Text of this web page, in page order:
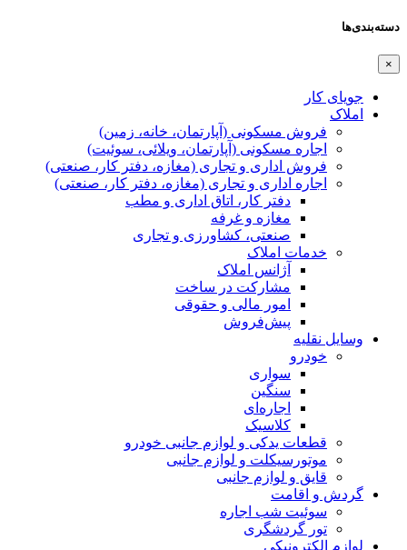
دسته‌بندی‌ها
×
جویای کار
املاک
فروش مسکونی (آپارتمان، خانه، زمین)
اجاره مسکونی (آپارتمان، ویلائی، سوئیت)
فروش اداری و تجاری (مغازه، دفتر کار، صنعتی)
اجاره اداری و تجاری (مغازه، دفتر کار، صنعتی)
دفتر کار، اتاق اداری و مطب
مغازه و غرفه
صنعتی،‌ کشاورزی و تجاری
خدمات املاک
آژانس املاک
مشارکت در ساخت
امور مالی و حقوقی
پیش‌فروش
وسایل نقلیه
خودرو
سواری
سنگین
اجاره‌ای
کلاسیک
قطعات یدکی و لوازم جانبی خودرو
موتورسیکلت و لوازم جانبی
قایق و لوازم جانبی
گردش و اقامت
سوئیت شب اجاره
تور گردشگری
لوازم الکترونیکی